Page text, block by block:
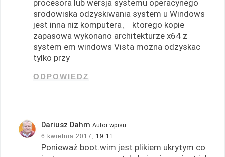
procesora lub wersja systemu operacynego
srodowiska odzyskiwania system u Windows
jest inna niz komputera、 ktorego kopie
zapasowa wykonano architekturze x64 z
system em windows Vista mozna odzyskac
tylko przy
ODPOWIEDZ
Dariusz Dahm Autor wpisu
6 kwietnia 2017, 19:11
Ponieważ boot.wim jest plikiem ukrytym co